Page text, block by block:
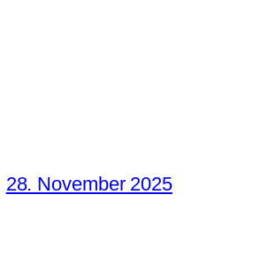
28. November 2025